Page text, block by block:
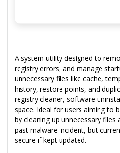
A system utility designed to
registry errors, and manage
unnecessary files like cache,
history, restore points, and
registry cleaner, software
space. Ideal for users aiming to
by cleaning up unnecessary files
past malware incident, but
secure if kept updated.